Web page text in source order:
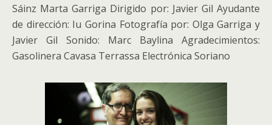
Sáinz Marta Garriga Dirigido por: Javier Gil Ayudante
de dirección: Iu Gorina Fotografía por: Olga Garriga y
Javier Gil Sonido: Marc Baylina Agradecimientos:
Gasolinera Cavasa Terrassa Electrónica Soriano